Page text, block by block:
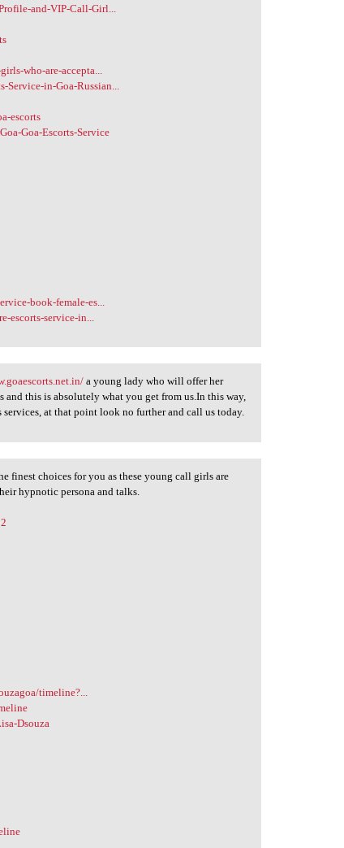
and-VIP-Call-Girl...
who-are-accepta...
in-Goa-Russian...
escorts
Goa-Escorts-Service
book-female-es...
service-in...
a young lady who will offer her
this is absolutely what you get from us.In this way,
at that point look no further and call us today.
finest choices for you as these young call girls are
hypnotic persona and talks.
timeline?...
Dsouza